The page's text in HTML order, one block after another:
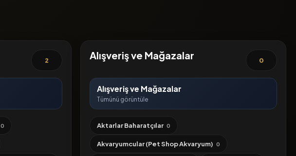
2
0
Alışveriş ve Mağazalar 0
Alışveriş ve Mağazalar
Tümünü görüntüle
Aktarlar Baharatçılar 0
Akvaryumcular (Pet Shop Akvaryum) 0